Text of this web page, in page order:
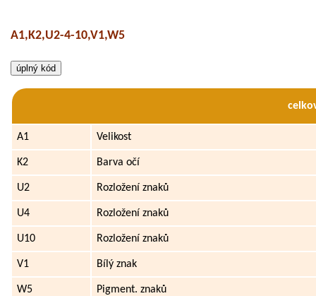
A1,K2,U2-4-10,V1,W5
A1 Velikost
K2 Barva očí
U2 Rozložení znaků
U4 Rozložení znaků
U10 Rozložení znaků
V1 Bílý znak
W5 Pigment. znaků